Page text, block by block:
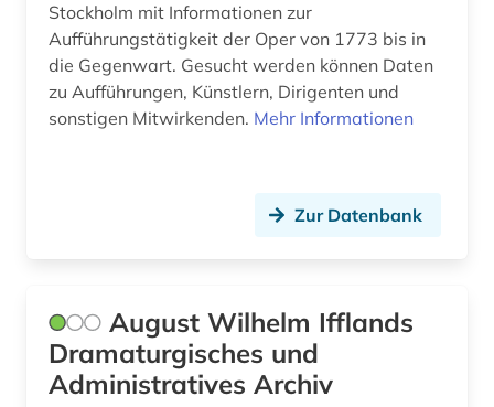
katalog (6)
kentucky (1)
kind (1)
kino (5)
klassik (1)
koblenz (1)
Stockholm mit Informationen zur
Aufführungstätigkeit der Oper von 1773 bis in
die Gegenwart. Gesucht werden können Daten
zu Aufführungen, Künstlern, Dirigenten und
sonstigen Mitwirkenden. Mehr Informationen
Zur Datenbank
August Wilhelm Ifflands
Dramaturgisches und
Administratives Archiv